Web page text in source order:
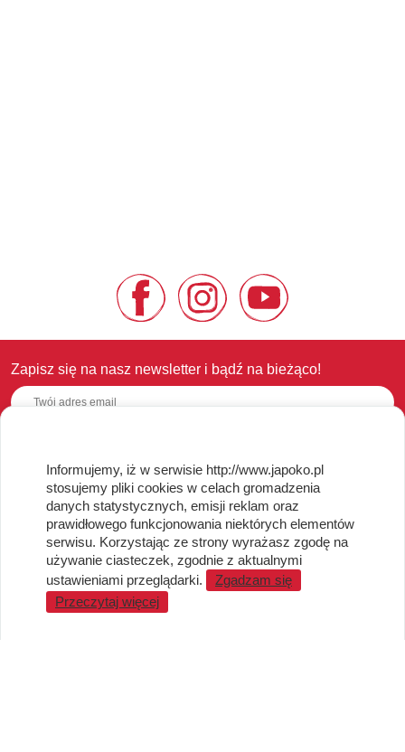
Zapisz się na nasz newsletter i bądź na bieżąco!
OBSŁUGA KLIENTA
Regulamin i Polityka Cookies
Dostawa, Reklamacje i Zwroty
Metody płatności
Standardy jakości i bezpieczeństwa
WARTO WIEDZIEĆ
Informujemy, iż w serwisie http://www.japoko.pl
stosujemy pliki cookies w celach gromadzenia
danych statystycznych, emisji reklam oraz
prawidłowego funkcjonowania niektórych elementów
serwisu. Korzystając ze strony wyrażasz zgodę na
używanie ciasteczek, zgodnie z aktualnymi
ustawieniami przeglądarki.
Zgadzam się
Przeczytaj więcej